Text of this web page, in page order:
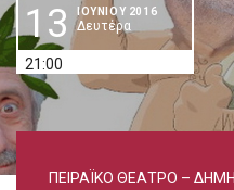
13 ΙΟΥΝIOY 2016
Δευτέρα
21:00
ΠΕΙΡΑΪΚΟ ΘΕΑΤΡΟ –